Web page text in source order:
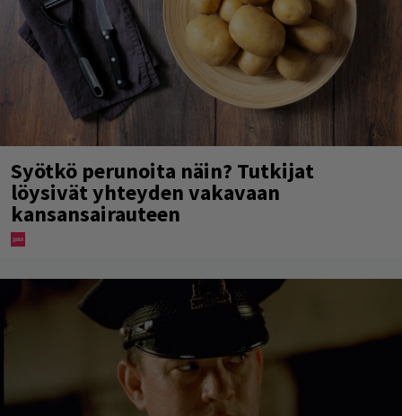
Syötkö perunoita näin? Tutkijat
löysivät yhteyden vakavaan
kansansairauteen